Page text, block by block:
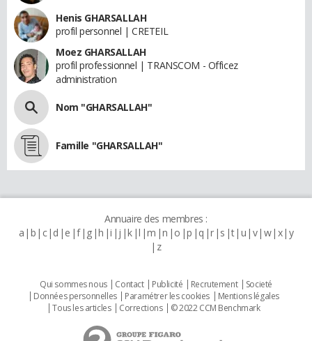
Henis GHARSALLAH
profil personnel | CRETEIL
Moez GHARSALLAH
profil professionnel | TRANSCOM - Officez
administration
Nom "GHARSALLAH"
Famille "GHARSALLAH"
Annuaire des membres :
a b c d e f g h i j k l m n o p q r s t u v w x y
z
Qui sommes nous Contact Publicité Recrutement
Societé
Données personnelles
Paramétrer les cookies
Mentions légales
Tous les articles
Corrections © 2022 CCM Benchmark